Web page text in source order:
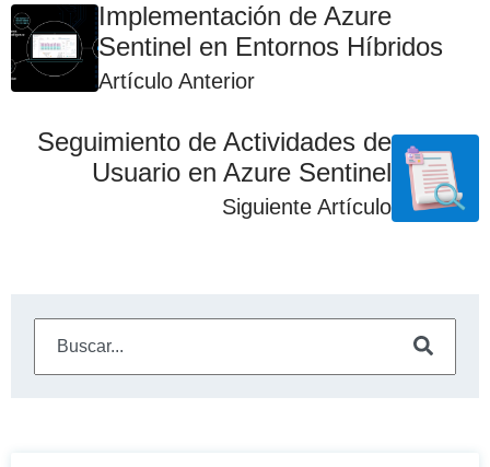
Implementación de Azure
Sentinel en Entornos Híbridos
Artículo Anterior
Seguimiento de Actividades de
Usuario en Azure Sentinel
Siguiente Artículo